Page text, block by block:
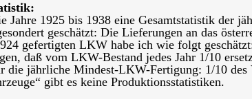
Jahre 1925 bis 1938 eine Gesamtstatistik
geschätzt: Die Lieferungen an das
gefertigten LKW habe ich wie folgt
daß vom LKW-Bestand jedes Jahr 1/10
die jährliche Mindest-LKW-Fertigung: 1/10
gibt es keine Produktionsstatistiken.